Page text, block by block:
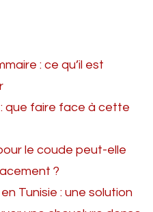
: ce qu’il est
que faire face à cette
le coude peut-elle
?
Tunisie : une solution